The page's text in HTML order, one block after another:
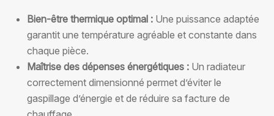
Bien-être thermique optimal : Une puissance adaptée
garantit une température agréable et constante dans
chaque pièce.
Maîtrise des dépenses énergétiques : Un radiateur
correctement dimensionné permet d’éviter le
gaspillage d’énergie et de réduire sa facture de